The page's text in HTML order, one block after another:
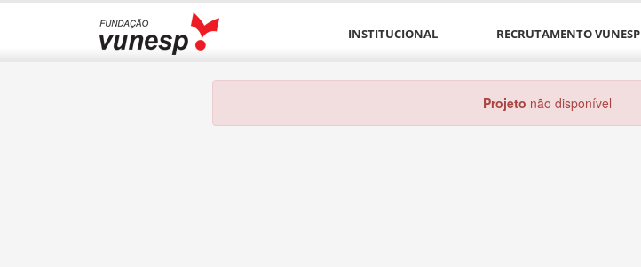
INSTITUCIONAL RECRUTAMENTO VUNESP
Projeto não disponível